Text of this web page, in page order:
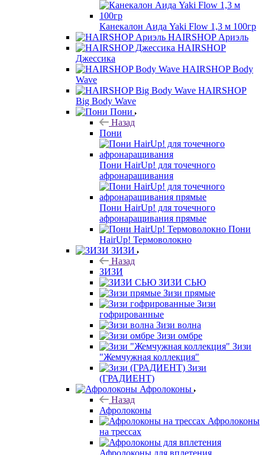
Канекалон Аида Yaki Flow 1,3 м 100гр
HAIRSHOP Ариэль
HAIRSHOP
Джессика
HAIRSHOP Body
Wave
HAIRSHOP
Big Body Wave
Пони
Назад
Пони
Пони HairUp! для точечного
афронаращивания
Пони HairUp! для точечного
афронаращивания прямые
Пони
HairUp! Термоволокно
ЗИЗИ
Назад
ЗИЗИ
ЗИЗИ СЬЮ
Зизи прямые
Зизи
гофрированные
Зизи волна
Зизи омбре
Зизи
"Жемчужная коллекция"
Зизи
(ГРАДИЕНТ)
Афролоконы
Назад
Афролоконы
Афролоконы
на трессах
Афролоконы для вплетения